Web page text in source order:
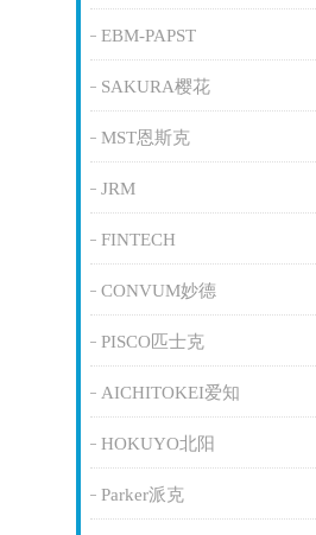
EBM-PAPST
SAKURA樱花
MST恩斯克
JRM
FINTECH
CONVUM妙德
PISCO匹士克
AICHITOKEI爱知
HOKUYO北阳
Parker派克